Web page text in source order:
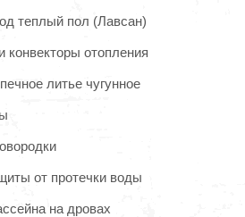
теплый пол (Лавсан)
конвекторы отопления
литье чугунное
от протечки воды
на дровах